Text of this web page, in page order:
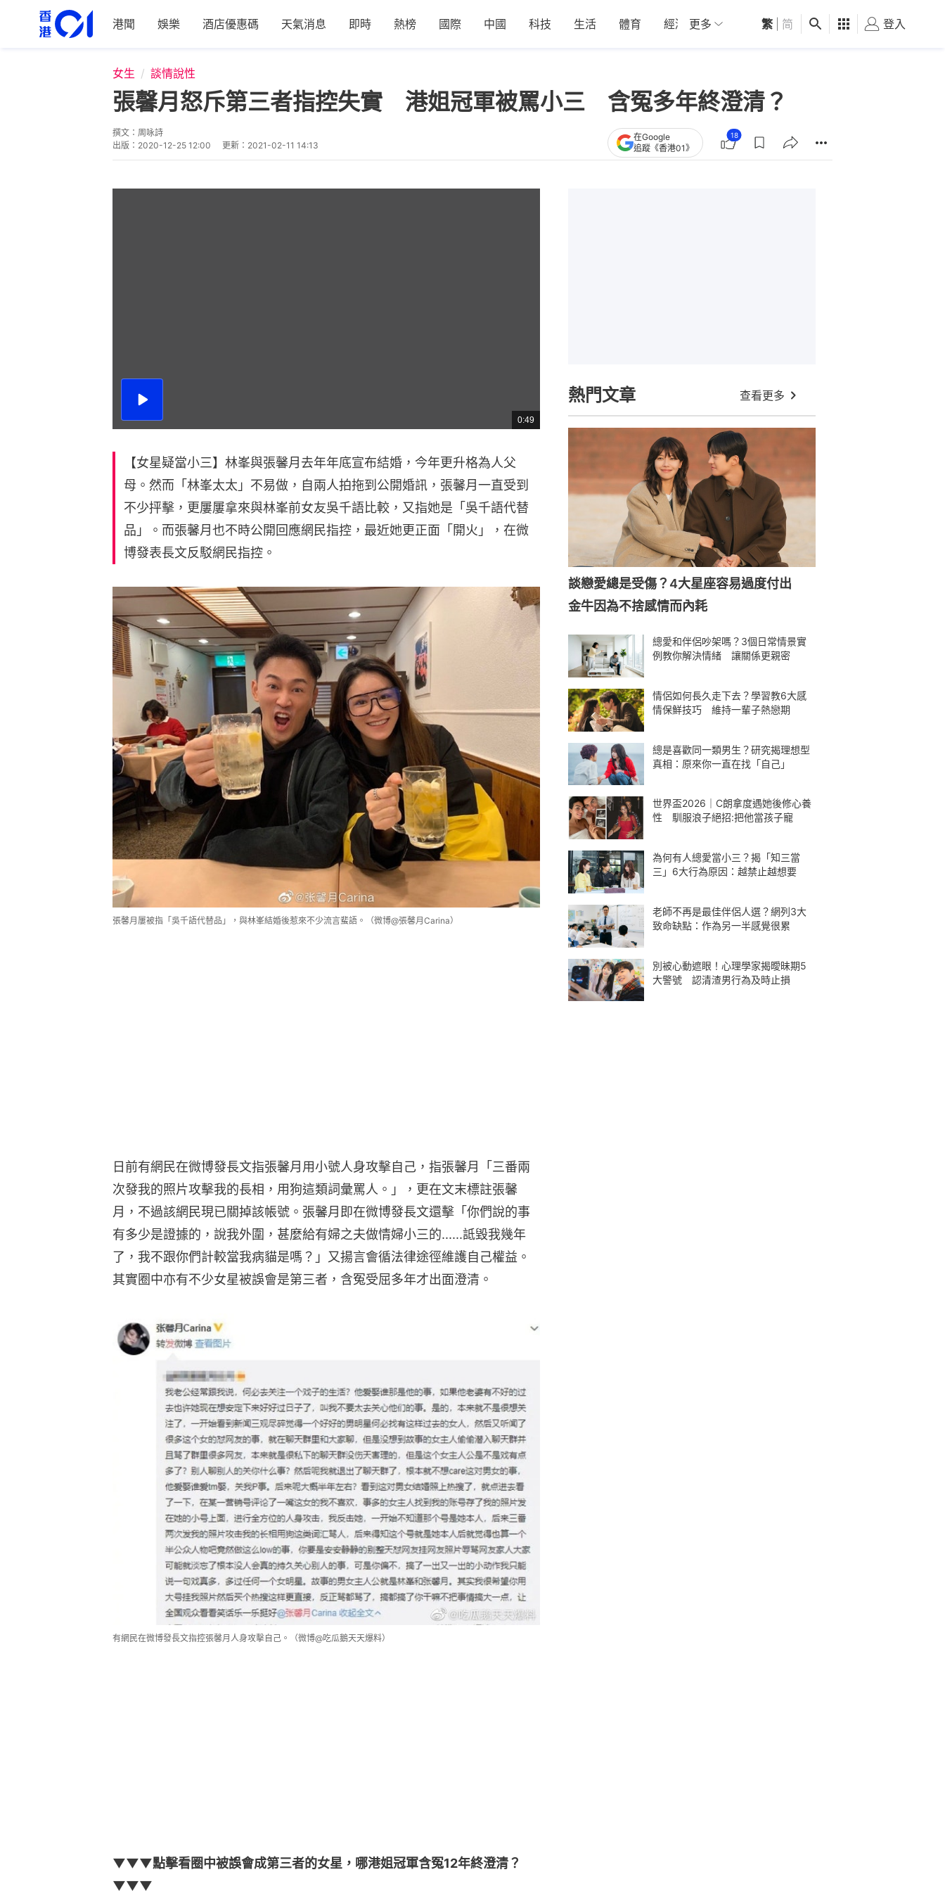
港聞 娛樂 酒店優惠碼 天氣消息 即時 熱榜 國際 中國 科技 生活 體育 經濟 01深圳 觀點 健康 好食玩飛
更多 繁 简 登入
女生 談情說性
張馨月怒斥第三者指控失實 港姐冠軍被罵小三 含冤多年終澄清？
撰文： 周咏詩
出版： 2020-12-25 12:00 更新： 2021-02-11 14:13
在Google
追蹤《香港01》
18
播
總
共
0:49
【女星疑當小三】林峯與張馨月去年年底宣布結婚，今年更升格為人父
母。然而「林峯太太」不易做，自兩人拍拖到公開婚訊，張馨月一直受到
不少抨擊，更屢屢拿來與林峯前女友吳千語比較，又指她是「吳千語代替
品」。而張馨月也不時公開回應網民指控，最近她更正面「開火」，在微
博發表長文反駁網民指控。
張馨月屢被指「吳千語代替品」，與林峯結婚後惹來不少流言蜚語。（微博@張馨月Carina）
日前有網民在微博發長文指張馨月用小號人身攻擊自己，指張馨月「三番兩
次發我的照片攻擊我的長相，用狗這類詞彙罵人。」，更在文末標註張馨
月，不過該網民現已關掉該帳號。張馨月即在微博發長文還擊「你們說的事
有多少是證據的，說我外圍，甚麼給有婦之夫做情婦小三的......詆毀我幾年
了，我不跟你們計較當我病貓是嗎？」又揚言會循法律途徑維護自己權益。
其實圈中亦有不少女星被誤會是第三者，含冤受屈多年才出面澄清。
有網民在微博發長文指控張馨月人身攻擊自己。（微博@吃瓜鵝天天爆料）
▼▼▼點擊看圈中被誤會成第三者的女星，哪港姐冠軍含冤12年終澄清？
▼▼▼
熱門文章 查看更多
談戀愛總是受傷？4大星座容易過度付出
金牛因為不捨感情而內耗
總愛和伴侶吵架嗎？3個日常情景實
例教你解決情緒 讓關係更親密
情侶如何長久走下去？學習教6大感
情保鮮技巧 維持一輩子熱戀期
總是喜歡同一類男生？研究揭理想型
真相：原來你一直在找「自己」
世界盃2026｜C朗拿度遇她後修心養
性 馴服浪子絕招:把他當孩子寵
為何有人總愛當小三？揭「知三當
三」6大行為原因：越禁止越想要
老師不再是最佳伴侶人選？網列3大
致命缺點：作為另一半感覺很累
別被心動遮眼！心理學家揭曖昧期5
大警號 認清渣男行為及時止損